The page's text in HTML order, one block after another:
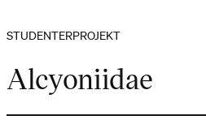
STUDENTERPROJEKT
Alcyoniidae